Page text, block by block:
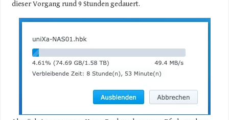
dieser Vorgang rund 9 Stunden gedauert.